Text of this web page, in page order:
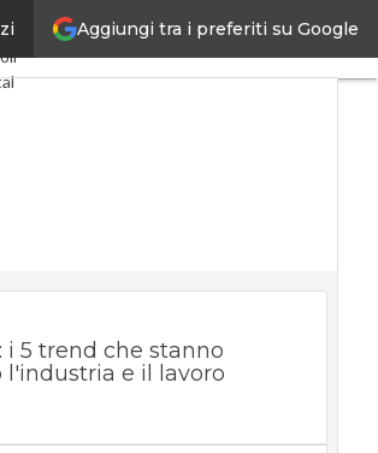
Aggiungi tra i preferiti su Google
i 5 trend che stanno
e il lavoro